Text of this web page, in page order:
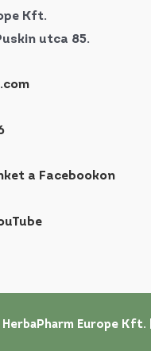
Kft.
utca 85.
a Facebookon
Europe Kft. |